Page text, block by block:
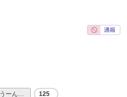
うーん… 125